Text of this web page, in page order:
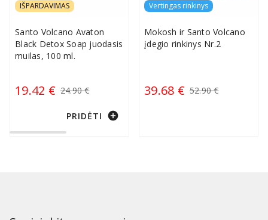
IŠPARDAVIMAS
Santo Volcano Avaton
Black Detox Soap juodasis
muilas, 100 ml.
19.42 € 24.90 €
PRIDĖTI add_circle
Vertingas rinkinys
Mokosh ir Santo Volcano
įdegio rinkinys Nr.2
39.68 € 52.90 €